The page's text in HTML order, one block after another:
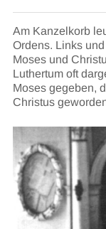
Am Kanzelkorb
Ordens. Links
Moses und
Luthertum oft
Moses gegeben,
Christus